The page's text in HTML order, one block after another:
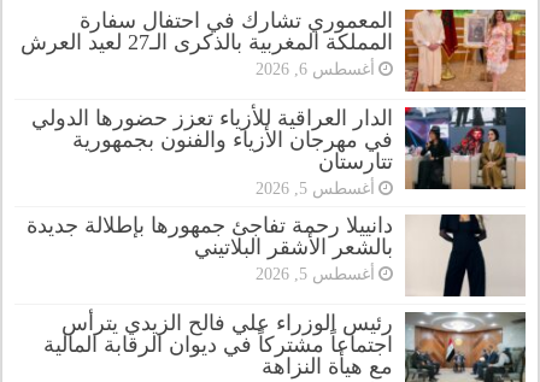
المعموري تشارك في احتفال سفارة
المملكة المغربية بالذكرى الـ27 لعيد العرش
أغسطس 6, 2026
الدار العراقية للأزياء تعزز حضورها الدولي
في مهرجان الأزياء والفنون بجمهورية
تتارستان
أغسطس 5, 2026
دانييلا رحمة تفاجئ جمهورها بإطلالة جديدة
بالشعر الأشقر البلاتيني
أغسطس 5, 2026
رئيس الوزراء علي فالح الزيدي يترأس
اجتماعاً مشتركاً في ديوان الرقابة المالية
مع هيأة النزاهة